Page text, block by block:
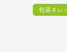
包装キレ